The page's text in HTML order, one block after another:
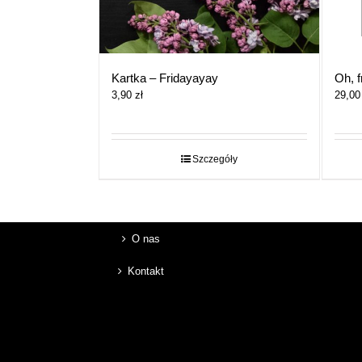
Kartka – Fridayayay
3,90 zł
Szczegóły
Oh,
29,00
O nas
Kontakt